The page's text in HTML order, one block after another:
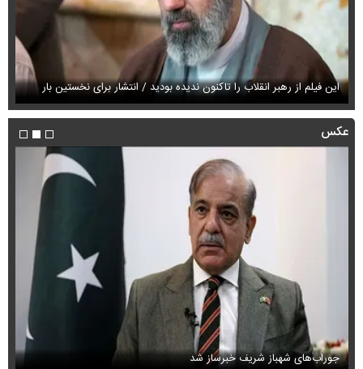
این فیلم از رهبر انقلاب را تاکنون ندیده بودید / انتشار برای نخستین بار
عکس
جوراب‌های شهباز شریف خبرساز شد